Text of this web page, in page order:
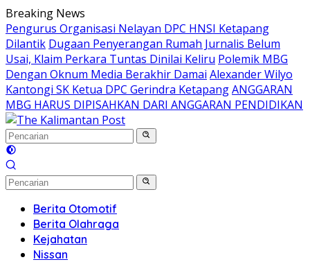
Langsung
ke
konten
Breaking News
Pengurus Organisasi Nelayan DPC HNSI Ketapang
Dilantik Dugaan Penyerangan Rumah Jurnalis Belum
Usai, Klaim Perkara Tuntas Dinilai Keliru Polemik MBG
Dengan Oknum Media Berakhir Damai Alexander Wilyo
Kantongi SK Ketua DPC Gerindra KetapangANGGARAN
MBG HARUS DIPISAHKAN DARI ANGGARAN PENDIDIKAN
Berita Otomotif
Berita Olahraga
Kejahatan
Nissan